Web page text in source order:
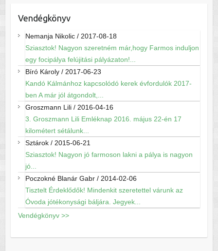
Vendégkönyv
Nemanja Nikolic/ 2017-08-18
Sziasztok! Nagyon szeretném már,hogy Farmos induljon
egy focipálya felújitási pályázaton!...
Bíró Károly/ 2017-06-23
Kandó Kálmánhoz kapcsolódó kerek évfordulók 2017-
ben A már jól átgondolt,...
Groszmann Lili/ 2016-04-16
3. Groszmann Lili Emléknap 2016. május 22-én 17
kilométert sétálunk...
Sztárok/ 2015-06-21
Sziasztok! Nagyon jó farmoson lakni a pálya is nagyon
jó...
Poczokné Blanár Gabr/ 2014-02-06
Tisztelt Érdeklődők! Mindenkit szeretettel várunk az
Óvoda jótékonysági báljára. Jegyek...
Vendégkönyv >>